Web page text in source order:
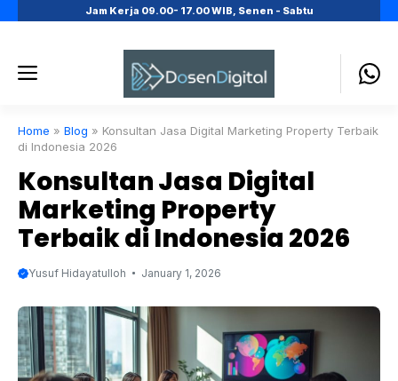
Jam Kerja 09.00- 17.00 WIB, Senen - Sabtu
Menu
Home » Blog » Konsultan Jasa Digital Marketing Property Terbaik
di Indonesia 2026
Konsultan Jasa Digital
Marketing Property
Terbaik di Indonesia 2026
Yusuf Hidayatulloh January 1, 2026